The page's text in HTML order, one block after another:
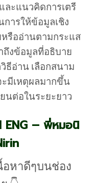
ละแนวคิดการเตรี
การให้ข้อมูลเชิง
หรืออ่านตามกระแส
ถึงข้อมูลที่อธิบาย
ธีอ่าน เลือกสนาม
ะมีเหตุผลมากขึ้น
นต่อในระยะยาว
ENG – พี่หมอนิ
อหาดีๆบนช่อง